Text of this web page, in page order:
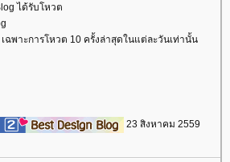
ได้รับโหวต
พาะการโหวต 10 ครั้งล่าสุดในแต่ละวันเท่านั้น
23 สิงหาคม 2559